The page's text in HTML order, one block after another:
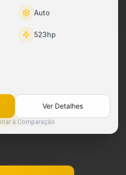
Auto
523hp
Ver Detalhes
à Comparação